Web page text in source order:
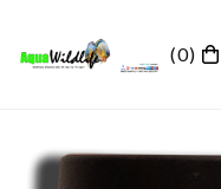
(0)